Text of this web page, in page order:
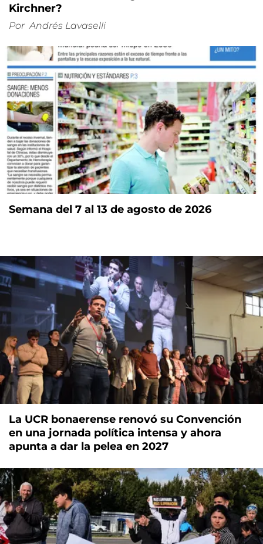
Kirchner?
Por Andrés Lavaselli
Semana del 7 al 13 de agosto de 2026
La UCR bonaerense renovó su Convención
en una jornada política intensa y ahora
apunta a dar la pelea en 2027